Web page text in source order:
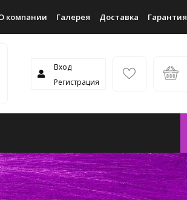
компании Галерея Доставка Гарантия
Вход
Регистрация